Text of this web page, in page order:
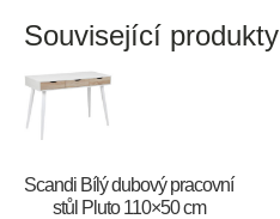
Související produkty
Scandi Bílý dubový pracovní
stůl Pluto 110×50 cm